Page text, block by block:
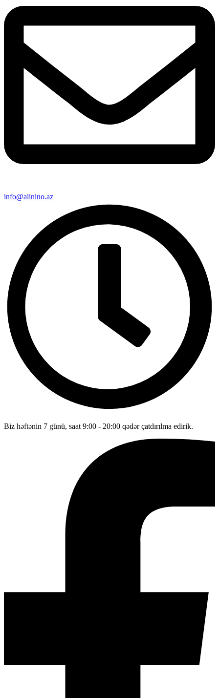
info@alinino.az
Biz həftənin 7 günü, saat 9:00 - 20:00 qədər çatdırılma edirik.